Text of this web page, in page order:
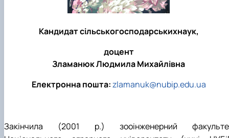
Кандидат сільськогосподарськихнаук,
доцент
Зламанюк Людмила Михайлівна
Електронна пошта:zlamanuk@nubip.edu.ua
Закінчила (2001 р.) зооінженерний